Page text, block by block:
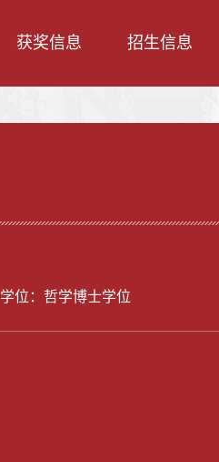
获奖信息 招生信息
学位：哲学博士学位